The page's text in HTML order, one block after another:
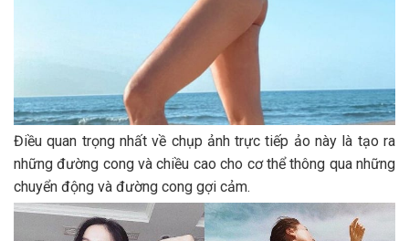
Điều quan trọng nhất về chụp ảnh trực tiếp ảo này là tạo ra
những đường cong và chiều cao cho cơ thể thông qua những
chuyển động và đường cong gợi cảm.